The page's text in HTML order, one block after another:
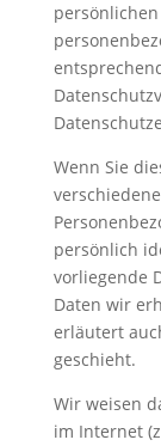
Wenn Sie
persönlich
vorliegende
Daten wir
erläutert
geschieht.
Wir weisen
im Internet